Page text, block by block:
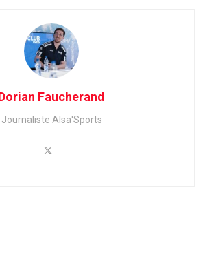
Faucherand
Journaliste Alsa'Sports